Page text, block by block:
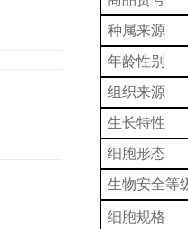
种属来源
年龄性别
组织来源
生长特性
细胞形态
生物安全等
细胞规格